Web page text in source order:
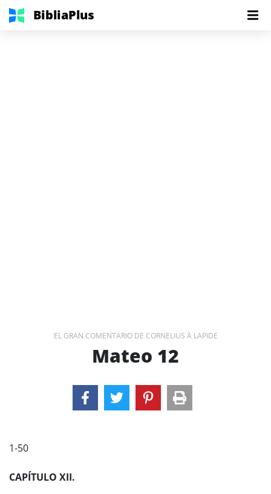
BibliaPlus
EL GRAN COMENTARIO DE CORNELIUS À LAPIDE
Mateo 12
1-50
CAPÍTULO XII.